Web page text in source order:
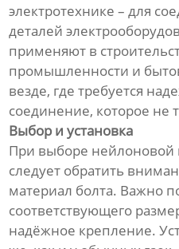
электротехнике – для
деталей
применяют в
промышленности и
везде, где требуется
соединение, которое не
Выбор и установка
При выборе нейлоновой
следует обратить
материал болта. Важно
соответствующего
надёжное крепление.